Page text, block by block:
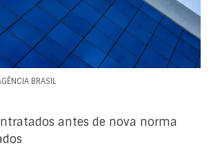
BRASIL
antes de nova norma